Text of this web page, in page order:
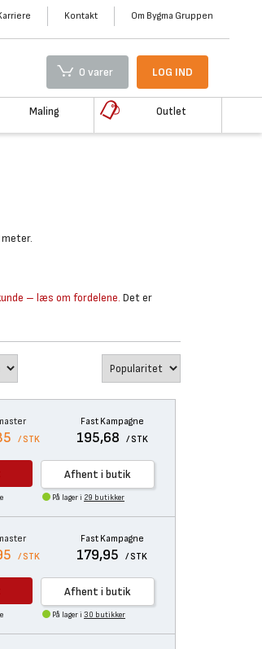
Kontakt Om Bygma Gruppen
0 varer LOG IND
Maling Outlet
– læs om fordelene. Det er
/ STK
Fast Kampagne
195,68 / STK
Afhent i butik
På lager i 29 butikker
/ STK
Fast Kampagne
179,95 / STK
Afhent i butik
På lager i 30 butikker